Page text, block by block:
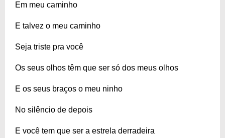
Em meu caminho
E talvez o meu caminho
Seja triste pra você
Os seus olhos têm que ser só dos meus olhos
E os seus braços o meu ninho
No silêncio de depois
E você tem que ser a estrela derradeira